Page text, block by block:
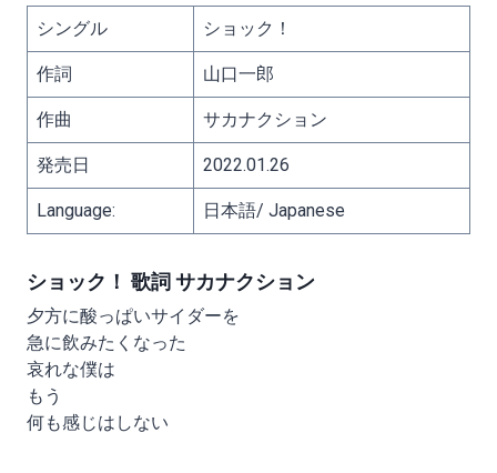
シングル ショック！
作詞 山口一郎
作曲 サカナクション
発売日 2022.01.26
Language: 日本語/ Japanese
ショック！ 歌詞 サカナクション
夕方に酸っぱいサイダーを
急に飲みたくなった
哀れな僕は
もう
何も感じはしない